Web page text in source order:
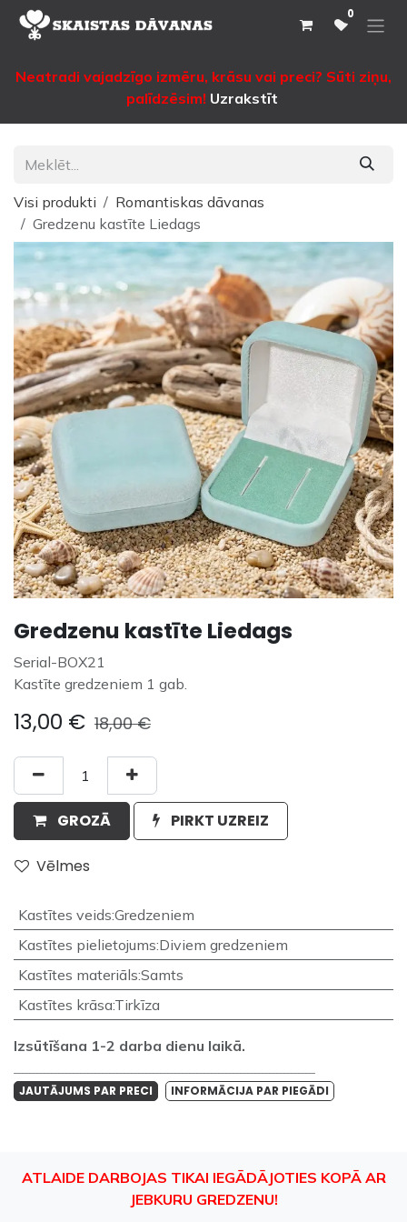
Pāriet pie satura 0
Neatradi vajadzīgo izmēru, krāsu vai preci? Sūti ziņu,
palīdzēsim! Uzrakstīt
Visi produkti
Romantiskas dāvanas
Gredzenu kastīte Liedags
Gredzenu kastīte Liedags
Serial-BOX21
Kastīte gredzeniem 1 gab.
13,00 € 18,00€
GROZĀ PIRKT UZREIZ
Vēlmes
Kastītes veids:Gredzeniem
Kastītes pielietojums:Diviem gredzeniem
Kastītes materiāls:Samts
Kastītes krāsa:Tirkīza
Izsūtīšana 1-2 darba dienu laikā.
JAUTĀJUMS PAR PRECI INFORMĀCIJA PAR PIEGĀDI
ATLAIDE DARBOJAS TIKAI IEGĀDĀJOTIES KOPĀ AR
JEBKURU GREDZENU!